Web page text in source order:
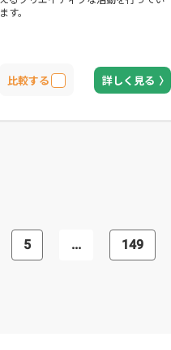
ます。
比較する 詳しく見る
5 ... 149